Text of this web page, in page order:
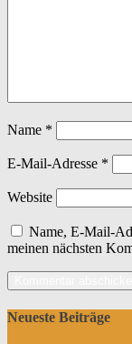
Name *
E-Mail-Adresse *
Website
Name, E-Mail-
meinen nächsten
Neueste Beiträge